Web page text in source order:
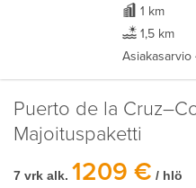
1 km
1,5 km
Asiakasarvio
Puerto de la
Majoituspaketti
7 vrk alk. 1209 € / hlö